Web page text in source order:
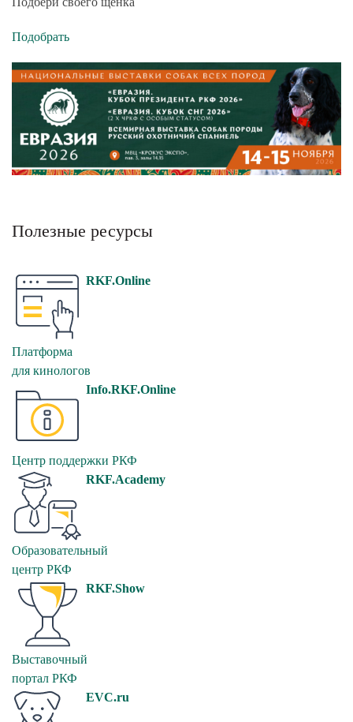
Подобрать
Полезные ресурсы
RKF.Online
Платформа
для кинологов
Info.RKF.Online
Центр поддержки РКФ
RKF.Academy
Образовательный
центр РКФ
RKF.Show
Выставочный
портал РКФ
EVC.ru